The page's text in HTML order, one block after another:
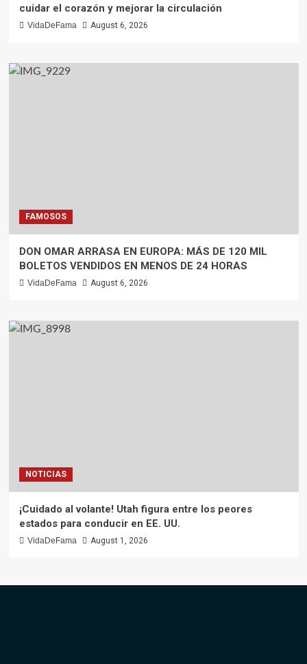
cuidar el corazón y mejorar la circulación
VidaDeFama August 6, 2026
FAMOSOS
DON OMAR ARRASA EN EUROPA: MÁS DE 120 MIL
BOLETOS VENDIDOS EN MENOS DE 24 HORAS
VidaDeFama August 6, 2026
NOTICIAS
¡Cuidado al volante! Utah figura entre los peores
estados para conducir en EE. UU.
VidaDeFama August 1, 2026